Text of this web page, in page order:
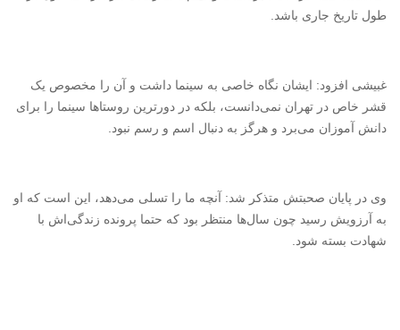
طول تاریخ جاری باشد.
غبیشی افزود: ایشان نگاه خاصی به سینما داشت و آن را مخصوص یک
قشر خاص در تهران نمی‌دانست، بلکه در دورترین روستاها سینما را برای
دانش آموزان می‌برد و هرگز به دنبال اسم و رسم نبود.
وی در پایان صحبتش متذکر شد: آنچه ما را تسلی می‌دهد، این است که او
به آرزویش رسید چون سال‌ها منتظر بود که حتما پرونده زندگی‌اش با
شهادت بسته شود.